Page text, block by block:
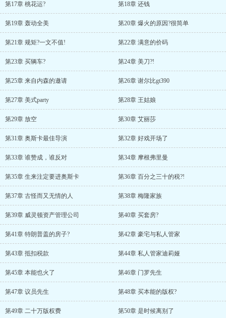
第17章 桃花运? 第18章 还钱
第19章 轰动全美 第20章 爆火的原因?很简单
第21章 规矩?一文不值! 第22章 满意的价码
第23章 买辆车? 第24章 美刀?!
第25章 来自内森的邀请 第26章 谢尔比gt390
第27章 美式party 第28章 王姑娘
第29章 放空 第30章 艾丽莎
第31章 奥斯卡最佳导演 第32章 好戏开场了
第33章 谁赞成，谁反对 第34章 摩根弗里曼
第35章 生来注定要进奥斯卡 第36章 百分之三十的税?!
第37章 古怪而又无情的人 第38章 梅隆家族
第39章 威灵顿资产管理公司 第40章 买套房?
第41章 特朗普盖的房子? 第42章 豪宅与私人管家
第43章 抵扣税款 第44章 私人管家迪莉娅
第45章 本能也火了 第46章 门罗先生
第47章 议员先生 第48章 买本能的版权?
第49章 二十万版权费 第50章 是时候离别了